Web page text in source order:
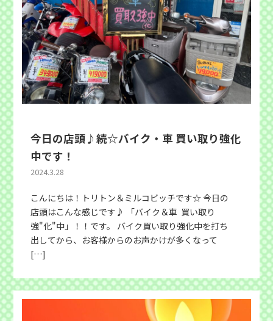
今日の店頭♪続☆バイク・車 買い取り強化
中です！
2024.3.28
こんにちは！トリトン＆ミルコビッチです☆ 今日の
店頭はこんな感じです♪ 「バイク＆車 買い取り
強"化"中」！！です。 バイク買い取り強化中を打ち
出してから、お客様からのお声かけが多くなって
[…]